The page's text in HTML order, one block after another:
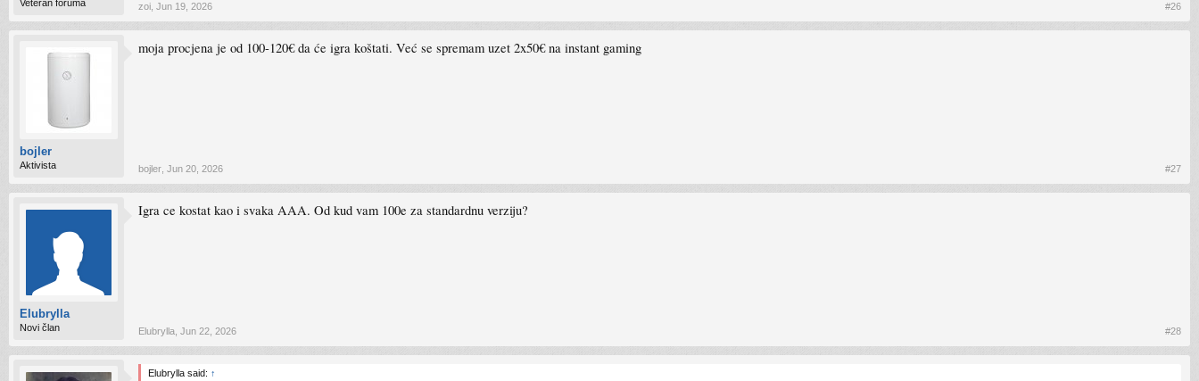
Veteran foruma zoi Jun 19, 2026 #26
bojler
Aktivista
moja procjena je od 100-120€ da će igra koštati. Već se spremam uzet 2x50€ na instant gaming
bojler Jun 20, 2026 #27
Elubrylla
Novi član
Igra ce kostat kao i svaka AAA. Od kud vam 100e za standardnu verziju?
Elubrylla Jun 22, 2026 #28
Elubrylla said: ↑